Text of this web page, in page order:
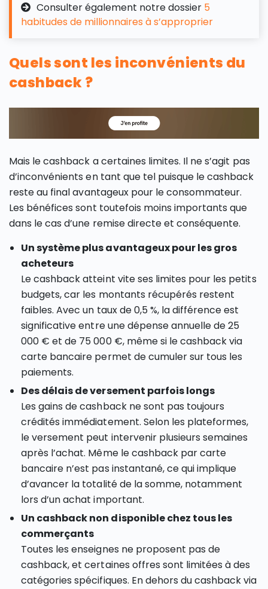
Consulter également notre dossier 5
habitudes de millionnaires à s’approprier
Quels sont les inconvénients du
cashback ?
Mais le cashback a certaines limites. Il ne s’agit pas
d’inconvénients en tant que tel puisque le cashback
reste au final avantageux pour le consommateur.
Les bénéfices sont toutefois moins importants que
dans le cas d’une remise directe et conséquente.
Un système plus avantageux pour les gros
acheteurs
Le cashback atteint vite ses limites pour les petits
budgets, car les montants récupérés restent
faibles. Avec un taux de 0,5 %, la différence est
significative entre une dépense annuelle de 25
000 € et de 75 000 €, même si le cashback via
carte bancaire permet de cumuler sur tous les
paiements.
Des délais de versement parfois longs
Les gains de cashback ne sont pas toujours
crédités immédiatement. Selon les plateformes,
le versement peut intervenir plusieurs semaines
après l’achat. Même le cashback par carte
bancaire n’est pas instantané, ce qui implique
d’avancer la totalité de la somme, notamment
lors d’un achat important.
Un cashback non disponible chez tous les
commerçants
Toutes les enseignes ne proposent pas de
cashback, et certaines offres sont limitées à des
catégories spécifiques. En dehors du cashback via